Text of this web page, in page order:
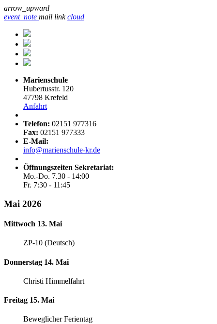
arrow_upward
event_note mail link cloud
Marienschule
Hubertusstr. 120
47798 Krefeld
Anfahrt
Telefon: 02151 977316
Fax: 02151 977333
E-Mail:
info@marienschule-kr.de
Öffnungszeiten Sekretariat:
Mo.-Do. 7.30 - 14:00
Fr. 7:30 - 11:45
Mai 2026
Mittwoch 13. Mai
ZP-10 (Deutsch)
Donnerstag 14. Mai
Christi Himmelfahrt
Freitag 15. Mai
Beweglicher Ferientag